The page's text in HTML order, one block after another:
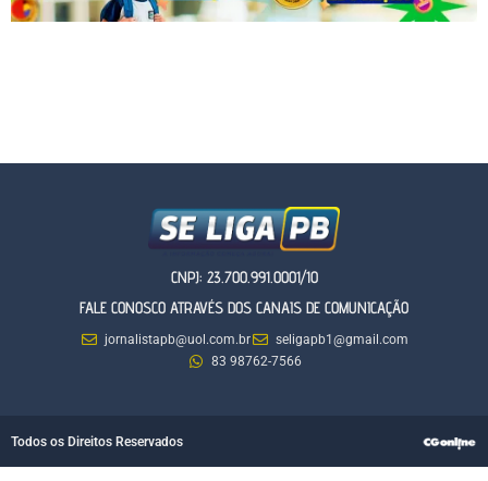
CNPJ: 23.700.991.0001/10
FALE CONOSCO ATRAVÉS DOS CANAIS DE COMUNICAÇÃO
jornalistapb@uol.com.br
seligapb1@gmail.com
83 98762-7566
Todos os Direitos Reservados